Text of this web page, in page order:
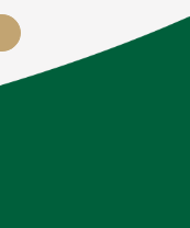
cancer among